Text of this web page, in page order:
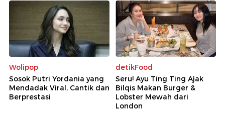
Wolipop
Sosok Putri Yordania yang
Mendadak Viral, Cantik dan
Berprestasi
detikFood
Seru! Ayu Ting Ting Ajak
Bilqis Makan Burger &
Lobster Mewah dari
London